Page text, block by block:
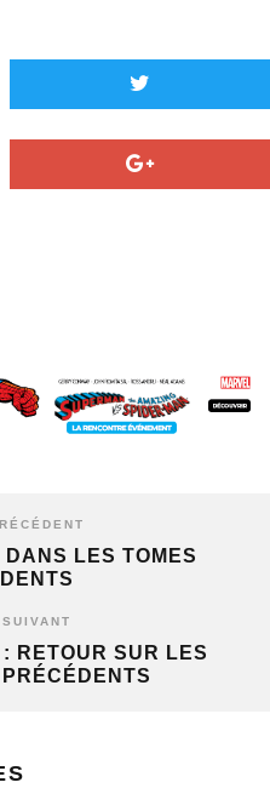
LES TOMES
RETOUR SUR LES